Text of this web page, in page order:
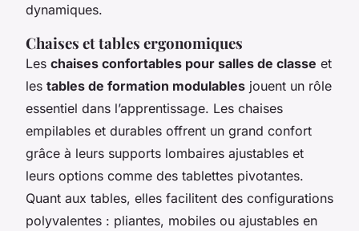
dynamiques.
Chaises et tables ergonomiques
Les chaises confortables pour salles de classe et
les tables de formation modulables jouent un rôle
essentiel dans l’apprentissage. Les chaises
empilables et durables offrent un grand confort
grâce à leurs supports lombaires ajustables et
leurs options comme des tablettes pivotantes.
Quant aux tables, elles facilitent des configurations
polyvalentes : pliantes, mobiles ou ajustables en